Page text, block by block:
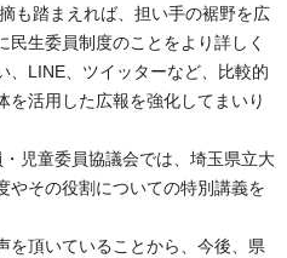
も踏まえれば、担い手の裾野を広
生委員制度のことをより詳しく
、LINE、ツイッターなど、比較的
を活用した広報を強化してまいり
児童委員協議会では、埼玉県立大
やその役割についての特別講義を
を頂いていることから、今後、県